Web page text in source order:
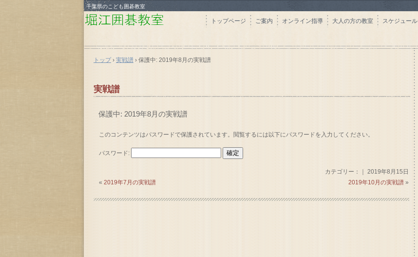
千葉県のこども囲碁教室
トップページ ご案内 オンライン指導 大人の方の教室 スケジュール
トップ› 実戦譜 › 保護中: 2019年8月の実戦譜
実戦譜
保護中: 2019年8月の実戦譜
このコンテンツはパスワードで保護されています。閲覧するには以下にパスワードを入力してください。
パスワード:
カテゴリー：｜ 2019年8月15日
«2019年7月の実戦譜 2019年10月の実戦譜»